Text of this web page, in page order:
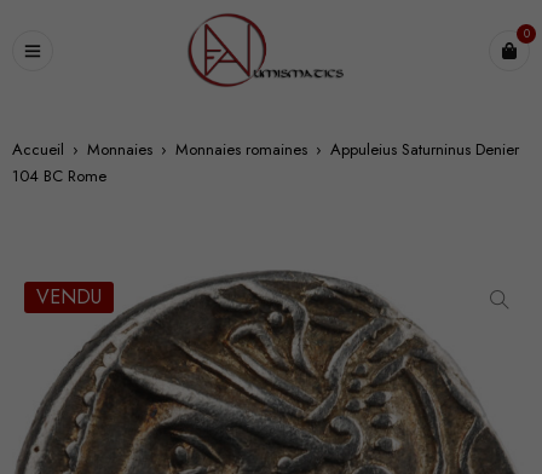
0
Accueil › Monnaies › Monnaies romaines › Appuleius Saturninus Denier
104 BC Rome
VENDU